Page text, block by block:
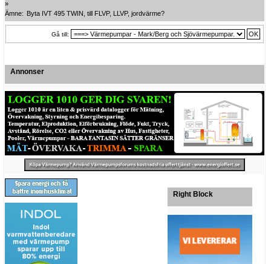
»
Ämne: Byta IVT 495 TWIN, till FLVP, LLVP, jordvärme?
Gå till:
Annonser
Right Block